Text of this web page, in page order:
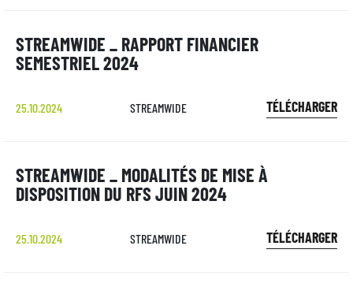
STREAMWIDE _ RAPPORT FINANCIER
SEMESTRIEL 2024
25.10.2024 STREAMWIDE TÉLÉCHARGER
STREAMWIDE _ MODALITÉS DE MISE À
DISPOSITION DU RFS JUIN 2024
25.10.2024 STREAMWIDE TÉLÉCHARGER